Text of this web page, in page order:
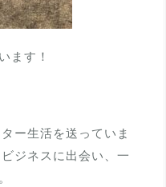
ます！
ー生活を送っていま
ジネスに出会い、一